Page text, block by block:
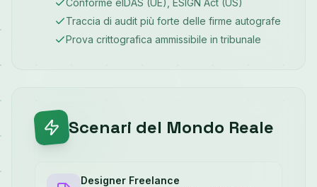
Conforme eIDAS (UE), ESIGN Act (US)
Traccia di audit più forte delle firme autografe
Prova crittografica ammissibile in tribunale
Scenari del Mondo Reale
Designer Freelance